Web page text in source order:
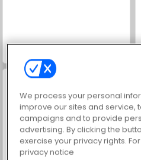
İçecekleri Eşle
We process your personal
improve our sites and service,
campaigns and to provide
advertising. By clicking the
exercise your privacy rights.
privacy notice